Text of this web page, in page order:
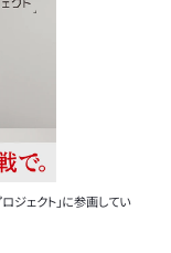
ジェクト」に参画してい